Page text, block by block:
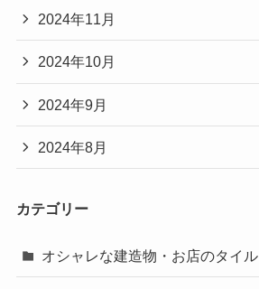
2024年11月
2024年10月
2024年9月
2024年8月
カテゴリー
オシャレな建造物・お店のタイル